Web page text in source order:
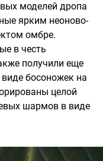
моделей дропа
ярким неоново-
омбре.
в честь
получили еще
босоножек на
целой
шармов в виде